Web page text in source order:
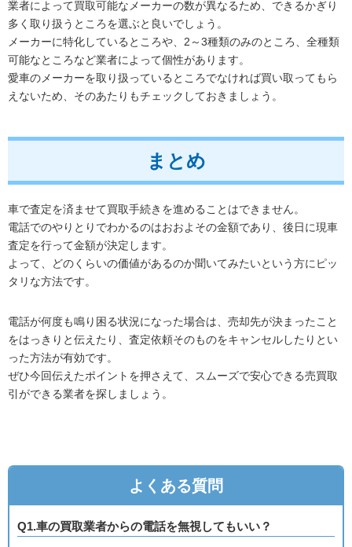
業者によって買取可能なメーカーの数が異なるため、できるかぎり
多く取り扱うところを選ぶと良いでしょう。
メーカーに特化しているところや、2～3種類のみのところ、全種類
可能なところなど業者によって個性があります。
愛車のメーカーを取り扱っているところでなければ買い取ってもら
えないため、そのあたりもチェックしておきましょう。
まとめ
車で査定を済ませて買取手続きを進めることはできません。
電話でのやりとりでわかるのはおおよその金額であり、後日に現車
査定を行って金額が決定します。
よって、どのくらいの価値があるのか聞いてみたいという方にピッ
タリな方法です。
電話が何度も鳴り困る状況になった場合は、売却先が決まったこと
をはっきりと伝えたり、査定依頼そのものをキャンセルしたりとい
った方法が有効です。
ぜひ今回伝えたポイントを押さえて、スムーズで安心できる売買取
引ができる業者を探しましょう。
よくある質問
Q1.車の買取業者からの電話を無視してもいい？